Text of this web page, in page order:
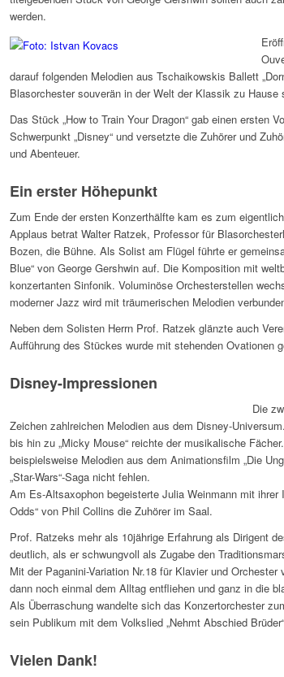
werden.
darauf folgenden Melodien aus Tschaikowskis Ballett
Blasorchester souverän in der Welt der Klassik zu Hause
Das Stück „How to Train Your Dragon“ gab einen ersten
Schwerpunkt „Disney“ und versetzte die Zuhörer und
und Abenteuer.
Ein erster Höhepunkt
Zum Ende der ersten Konzerthälfte kam es zum
Applaus betrat Walter Ratzek, Professor für
Bozen, die Bühne. Als Solist am Flügel führte er
Blue“ von George Gershwin auf. Die Komposition mit
konzertanten Sinfonik. Voluminöse Orchesterstellen
moderner Jazz wird mit träumerischen Melodien
Neben dem Solisten Herrn Prof. Ratzek glänzte auch
Aufführung des Stückes wurde mit stehenden Ovationen
Disney-Impressionen
Die
Zeichen zahlreichen Melodien aus dem Disney-
bis hin zu „Micky Mouse“ reichte der musikalische
beispielsweise Melodien aus dem Animationsfilm „Die
„Star-Wars“-Saga nicht fehlen.
Am Es-Altsaxophon begeisterte Julia Weinmann mit
Odds“ von Phil Collins die Zuhörer im Saal.
Prof. Ratzeks mehr als 10jährige Erfahrung als Dirigent
deutlich, als er schwungvoll als Zugabe den
Mit der Paganini-Variation Nr.18 für Klavier und
dann noch einmal dem Alltag entfliehen und ganz in die
Als Überraschung wandelte sich das Konzertorchester
sein Publikum mit dem Volkslied „Nehmt Abschied
Vielen Dank!